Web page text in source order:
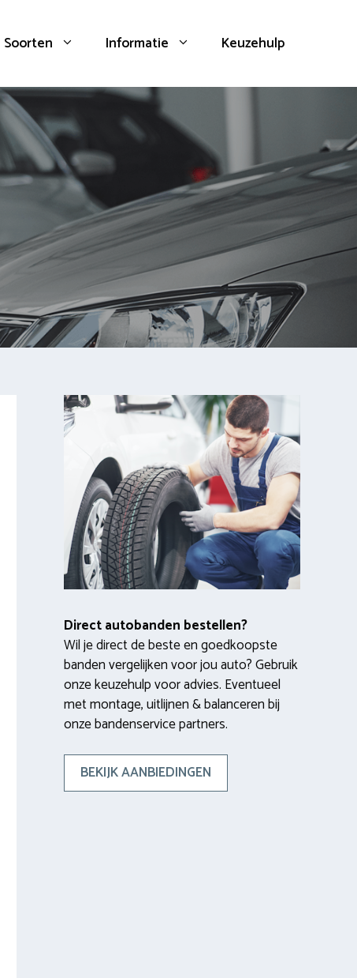
Soorten Informatie Keuzehulp
Direct autobanden bestellen?
Wil je direct de beste en goedkoopste
banden vergelijken voor jou auto? Gebruik
onze keuzehulp voor advies. Eventueel
met montage, uitlijnen & balanceren bij
onze bandenservice partners.
BEKIJK AANBIEDINGEN